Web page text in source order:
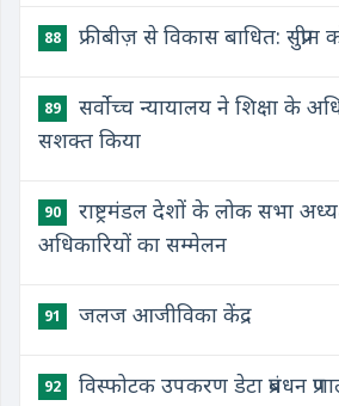
88 फ्रीबीज़ से विकास बाधित:
89
सर्वोच्च न्यायालय ने शिक्षा के
सशक्त किया
90
राष्ट्रमंडल देशों के लोक सभा
अधिकारियों का सम्मेलन
91 जलज आजीविका केंद्र
92 विस्फोटक उपकरण डेटा प्रबंधन